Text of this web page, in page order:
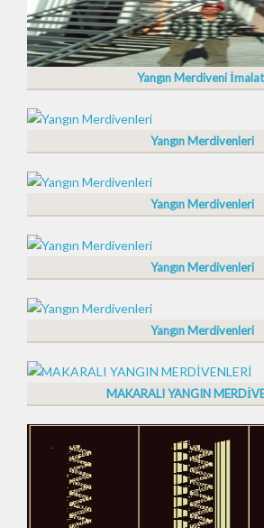
Yangın Merdiveni
Yangın Merdivenleri
Yangın Merdivenleri
Yangın Merdivenleri
Yangın Merdivenleri
MAKARALI YANGIN